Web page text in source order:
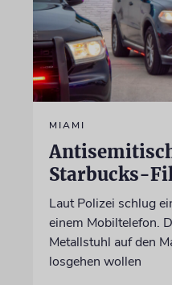
MIAMI
Starbucks-
Laut Polizei schlug
einem Mobiltelefon.
Metallstuhl auf den
losgehen wollen